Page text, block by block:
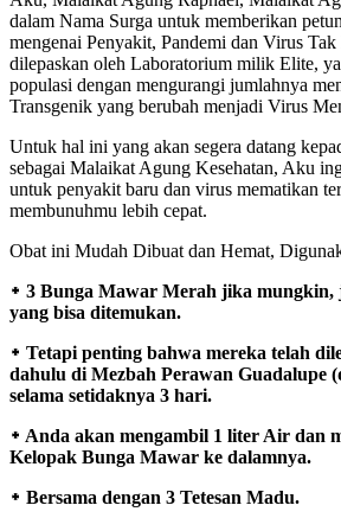
dalam Nama Surga untuk memberikan
mengenai Penyakit, Pandemi dan Virus
dilepaskan oleh Laboratorium milik Elite,
populasi dengan mengurangi jumlahnya
Transgenik yang berubah menjadi Virus
Untuk hal ini yang akan segera datang
sebagai Malaikat Agung Kesehatan, Aku
untuk penyakit baru dan virus mematikan
membunuhmu lebih cepat.
Obat ini Mudah Dibuat dan Hemat,
᛭ 3 Bunga Mawar Merah jika
yang bisa ditemukan.
᛭ Tetapi penting bahwa mereka telah
dahulu di Mezbah Perawan Guadalupe
selama setidaknya 3 hari.
᛭ Anda akan mengambil 1 liter Air dan
Kelopak Bunga Mawar ke dalamnya.
᛭ Bersama dengan 3 Tetesan Madu.